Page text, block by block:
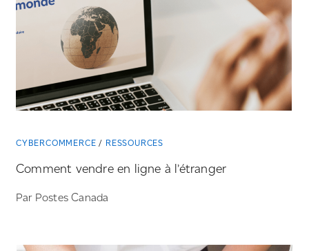
CYBERCOMMERCE RESSOURCES
Comment vendre en ligne à l’étranger
Par Postes Canada